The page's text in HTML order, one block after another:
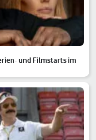
und Filmstarts im